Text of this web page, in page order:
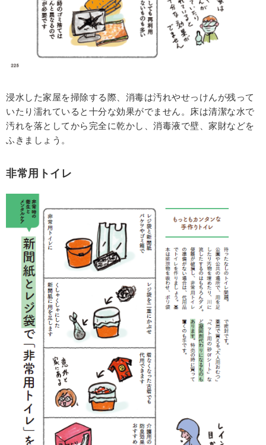
浸水した家屋を掃除する際、消毒は汚れやせっけんが残って
いたり濡れていると十分な効果がでません。床は清潔な水で
汚れを落としてから完全に乾かし、消毒液で壁、家財などを
ふきましょう。
非常用トイレ